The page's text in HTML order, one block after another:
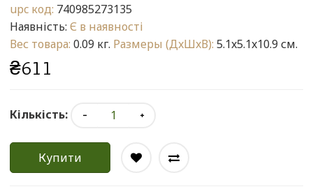
upc код: 740985273135
Наявність: Є в наявності
Вес товара: 0.09 кг. Размеры (ДxШxВ): 5.1x5.1x10.9 см.
₴611
Кількість:
Купити